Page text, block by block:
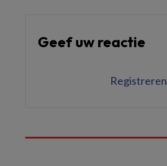
Geef uw reactie
Registreren